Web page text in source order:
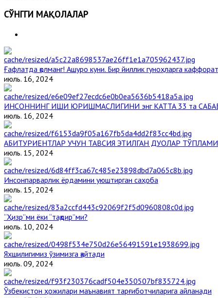
СЎНГГИ МАҚОЛАЛАР
Ғафлатда қолманг! Ашуро куни. Бир йиллик гуноҳларга
июль. 16, 2024
ИНСОННИНГ ИШИ ЮРИШМАСЛИГИНИ энг КАТТА 33 та
июль. 16, 2024
АБИТУРИЕНТЛАР УЧУН ТАВСИЯ ЭТИЛГАН ДУОЛАР ТЎПЛАМИ
июль. 15, 2024
Инсонпарварлик ёрдамини уюштирган саҳоба
июль. 15, 2024
“Ҳизр”ми ёки “тақдир”ми?
июль. 10, 2024
Яхшилигимиз ўзимизга қайтади
июль. 09, 2024
Ўзбекистон ҳожилари маънавият тарғиботчиларига айланади